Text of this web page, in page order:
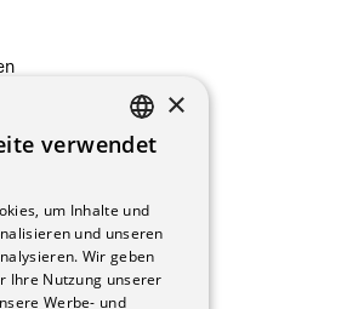
FRENCH
×
verwendet
um Inhalte und
und unseren
Wir geben
Ihre Nutzung unserer
Werbe- und